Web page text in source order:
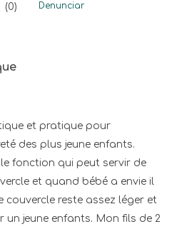
(0) Denunciar
et pratique pour
des plus jeune enfants.
fonction qui peut servir de
et quand bébé a envie il
couvercle reste assez léger et
un jeune enfants. Mon fils de 2